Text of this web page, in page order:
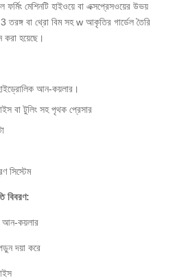
ফর্মিং মেশিনটি হাইওয়ে বা এক্সপ্রেসওয়ের উভয়
তরঙ্গ বা থ্রো বিম সহ w আকৃতির গার্ডেল তৈরি
করা হয়েছে।
আন-কয়লার।
বা টুলিং সহ পৃথক প্রেসার
সিস্টেম
বিবরণ:
কয়লার
দয়া করে